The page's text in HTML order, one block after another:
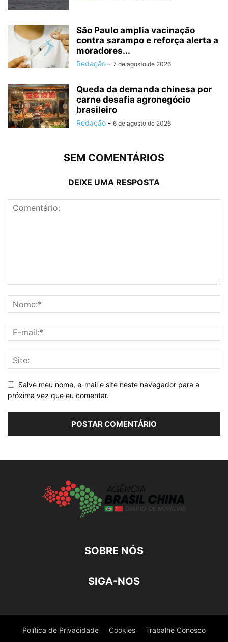
São Paulo amplia vacinação
contra sarampo e reforça alerta a
moradores...
Redação - 7 de agosto de 2026
Queda da demanda chinesa por
carne desafia agronegócio
brasileiro
Redação - 6 de agosto de 2026
SEM COMENTÁRIOS
DEIXE UMA RESPOSTA
Salve meu nome, e-mail e site neste navegador para a
próxima vez que eu comentar.
SOBRE NÓS
SIGA-NOS
Política de Privacidade Cookies Trabalhe Conosco